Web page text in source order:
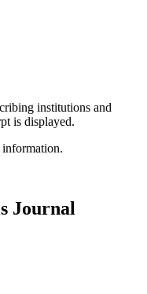
institutions and
is displayed.
information.
Journal